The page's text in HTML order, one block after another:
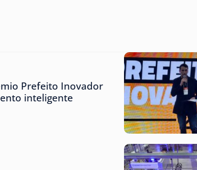
Prefeito Inovador
inteligente